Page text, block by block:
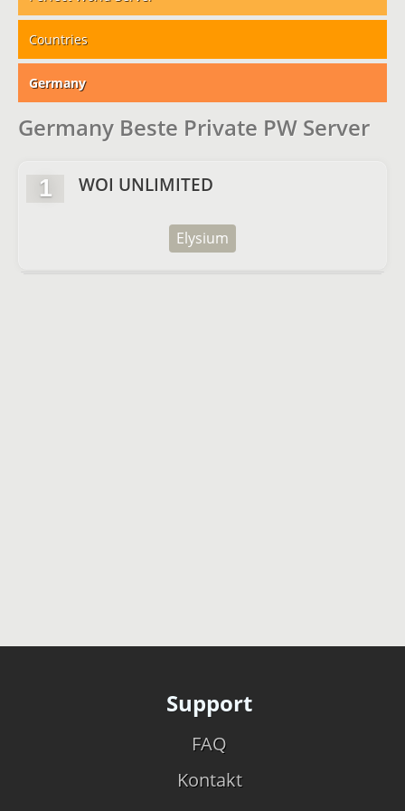
Countries
Germany
Germany Beste Private PW Server
1 WOI UNLIMITED
Elysium
Support
FAQ
Kontakt